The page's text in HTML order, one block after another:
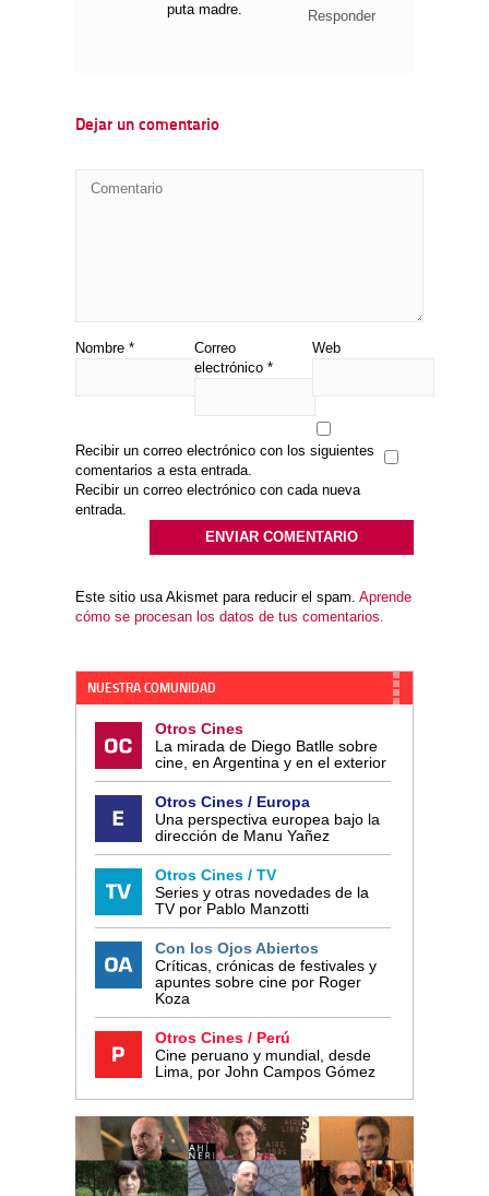
puta madre.
Responder
Dejar un comentario
Nombre *
Correo
electrónico *
Web
Recibir un correo electrónico con los siguientes
comentarios a esta entrada.
Recibir un correo electrónico con cada nueva
entrada.
Este sitio usa Akismet para reducir el spam. Aprende
cómo se procesan los datos de tus comentarios.
NUESTRA COMUNIDAD
Otros Cines
La mirada de Diego Batlle sobre
cine, en Argentina y en el exterior
Otros Cines / Europa
Una perspectiva europea bajo la
dirección de Manu Yañez
Otros Cines / TV
Series y otras novedades de la
TV por Pablo Manzotti
Con los Ojos Abiertos
Críticas, crónicas de festivales y
apuntes sobre cine por Roger
Koza
Otros Cines / Perú
Cine peruano y mundial, desde
Lima, por John Campos Gómez